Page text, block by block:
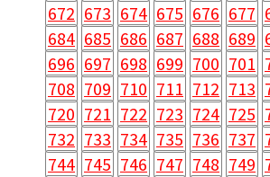
672 673 674 675 676 677
684 685 686 687 688 689
696 697 698 699 700 701
708 709 710 711 712 713
720 721 722 723 724 725
732 733 734 735 736 737
744 745 746 747 748 749